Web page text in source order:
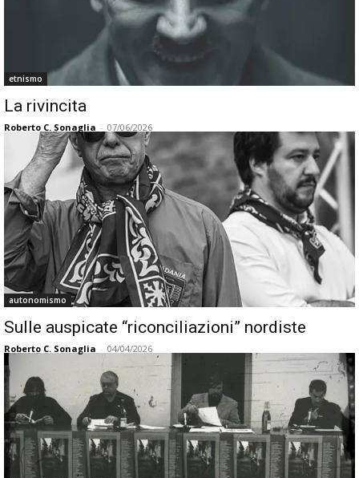
etnismo
La rivincita
Roberto C. Sonaglia - 07/06/2026
autonomismo
Sulle auspicate “riconciliazioni” nordiste
Roberto C. Sonaglia - 04/04/2026